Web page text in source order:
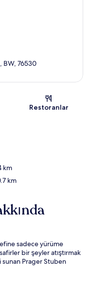
BW, 76530
Restoranlar
km
km
sadece yürüme
bir şeyler atıştırmak
sunan Prager Stuben